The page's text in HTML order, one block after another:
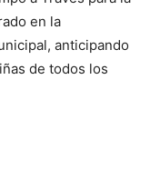
en la
anticipando
de todos los